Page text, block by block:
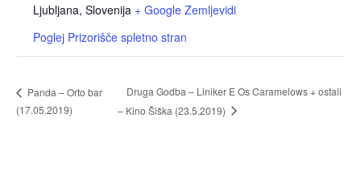
Ljubljana, Slovenija + Google Zemljevidi
Poglej Prizorišče spletno stran
Panda – Orto bar
(17.05.2019)
Druga Godba – Liniker E Os Caramelows + ostali
– Kino Šiška (23.5.2019)